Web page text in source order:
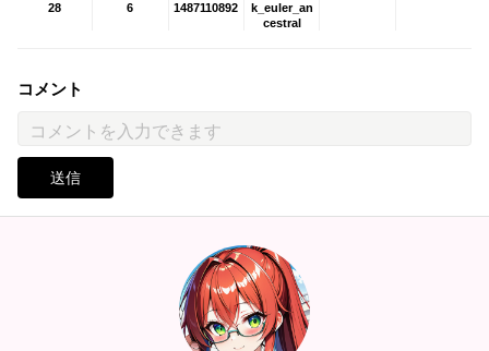
28
6
1487110892
k_euler_an
cestral
コメント
送信